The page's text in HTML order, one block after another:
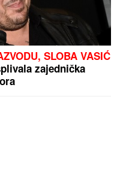
SLOBA VASIĆ
zajednička